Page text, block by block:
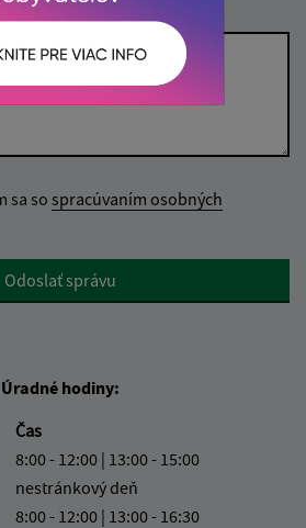
sa so spracúvaním osobných
Odoslať správu
Úradné hodiny:
Čas
8:00 - 12:00 | 13:00 - 15:00
nestránkový deň
8:00 - 12:00 | 13:00 - 16:30